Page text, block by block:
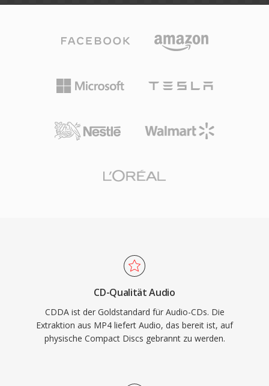
CD-Qualität Audio
CDDA ist der Goldstandard für Audio-CDs. Die
Extraktion aus MP4 liefert Audio, das bereit ist, auf
physische Compact Discs gebrannt zu werden.